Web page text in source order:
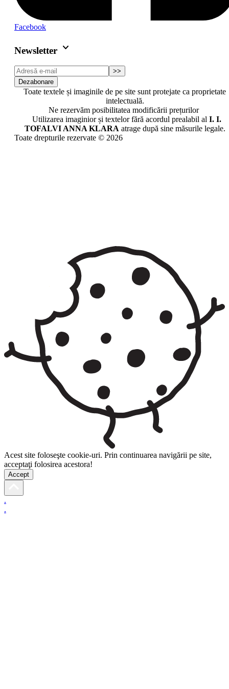
Facebook
Newsletter keyboard_arrow_down
>>
Dezabonare
Toate textele și imaginile de pe site sunt protejate ca proprietate
intelectuală.
Ne rezervăm posibilitatea modificării prețurilor
Utilizarea imaginior și textelor fără acordul prealabil al I. I.
TOFALVI ANNA KLARA atrage după sine măsurile legale.
Toate drepturile rezervate © 2026
Acest site foloseşte cookie-uri. Prin continuarea navigării pe site,
acceptaţi folosirea acestora!
Accept
.
.